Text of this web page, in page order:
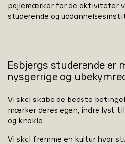
pejlemærker for de aktiviteter
studerende og
Esbjergs studerende er
nysgerrige og
Vi skal skabe de bedste
mærker deres egen, indre lyst
og knokle.
Vi skal fremme en kultur hvor